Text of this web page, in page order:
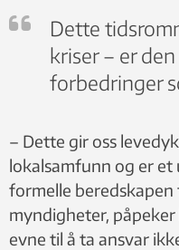
Dette
kriser – er
forbedringer
– Dette gir oss
lokalsamfunn og er
formelle
myndigheter, påpeker
evne til å ta ansvar